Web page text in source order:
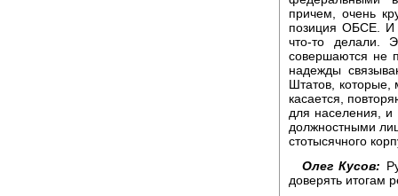
причем, очень
позиция ОБСЕ. И
что-то делали.
совершаются не
надежды
Штатов, которые,
касается,
для населения, и
должностными
стотысячного
Олег Кусов:
доверять итогам